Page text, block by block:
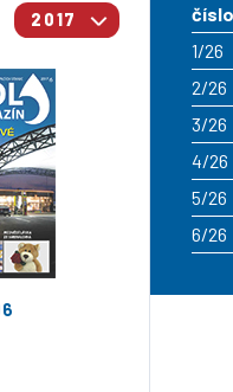
2017 číslo
1/26
2/26
3/26
4/26
5/26
6/26